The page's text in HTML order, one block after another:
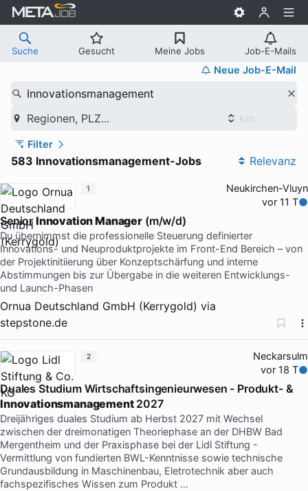
Suche Gesucht Meine Jobs Job-E-Mails
Neue Job-E-Mail
Innovationsmanagement
Regionen, PLZ...
Filter
583 Innovationsmanagement-Jobs Relevanz
Neukirchen-Vluyn
vor 11 T
Senior Innovation Manager (m/w/d)
Du übernimmst die professionelle Steuerung definierter
Innovations- und Neuproduktprojekte im Front-End Bereich – von
der Projektinitiierung über Konzeptschärfung und interne
Abstimmungen bis zur Übergabe in die weiteren Entwicklungs-
und Launch-Phasen
Ornua Deutschland GmbH (Kerrygold) via
stepstone.de
1
Neckarsulm
vor 18 T
Duales Studium Wirtschaftsingenieurwesen - Produkt- &
Innovationsmanagement2027
Dreijähriges duales Studium ab Herbst 2027 mit Wechsel
zwischen der dreimonatigen Theoriephase an der DHBW Bad
Mergentheim und der Praxisphase bei der Lidl Stiftung -
Vermittlung von fundierten BWL-Kenntnisse sowie technische
Grundausbildung in Maschinenbau, Eletrotechnik aber auch
fachspezifisches Wissen zum Produkt …
2